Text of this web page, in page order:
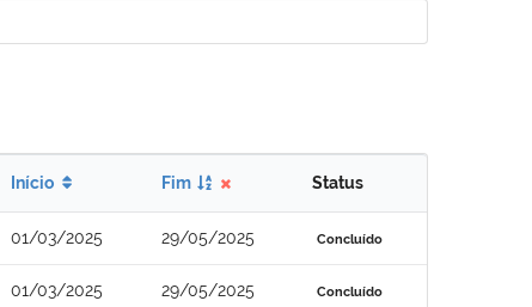
Início Fim Status
01/03/2025 29/05/2025 Concluído
01/03/2025 29/05/2025 Concluído